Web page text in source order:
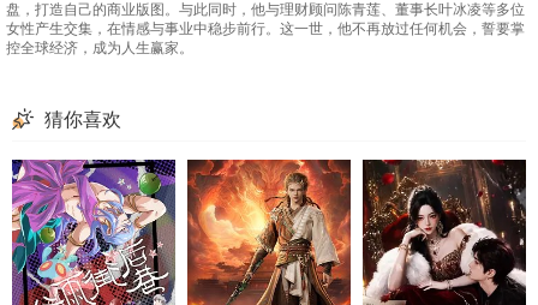
第61集 第62集 第63集 第64集
第69集
第73集 第74集 第75集 第76集
第77集 第78集 第79集 第80集
第81集 第82集
盘，打造自己的商业版图。与此同时，他与理财顾问陈青莲、董事长叶冰凌等多位
女性产生交集，在情感与事业中稳步前行。这一世，他不再放过任何机会，誓要掌
控全球经济，成为人生赢家。
猜你喜欢